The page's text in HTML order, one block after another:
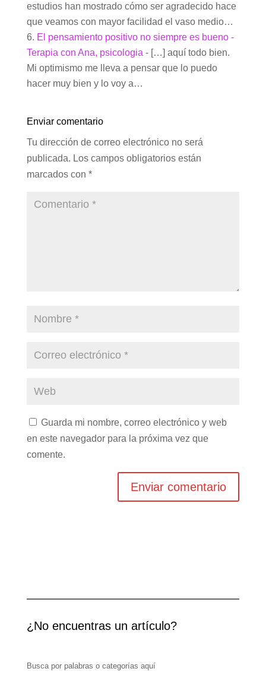
estudios han mostrado cómo ser agradecido hace
que veamos con mayor facilidad el vaso medio…
El pensamiento positivo no siempre es bueno -
Terapia con Ana, psicologia - […] aquí todo bien.
Mi optimismo me lleva a pensar que lo puedo
hacer muy bien y lo voy a…
Enviar comentario
Tu dirección de correo electrónico no será
publicada. Los campos obligatorios están
marcados con *
Guarda mi nombre, correo electrónico y web
en este navegador para la próxima vez que
comente.
¿No encuentras un artículo?
Busca por palabras o categorías aquí